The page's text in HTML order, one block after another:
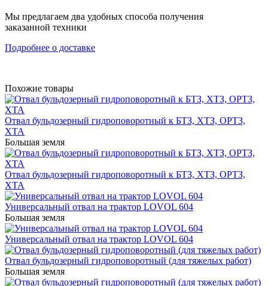
Мы предлагаем два удобных способа получения
заказанной техники
Подробнее о доставке
Похожие товары
Отвал бульдозерный гидроповоротный к БТЗ, ХТЗ, ОРТЗ,
ХТА
Большая земля
Отвал бульдозерный гидроповоротный к БТЗ, ХТЗ, ОРТЗ,
ХТА
Универсальный отвал на трактор LOVOL 604
Большая земля
Универсальный отвал на трактор LOVOL 604
Отвал бульдозерный гидроповоротный (для тяжелых работ)
Большая земля